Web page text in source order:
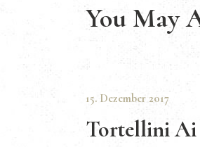
You May
15. Dezember 2017
Tortellini Ai